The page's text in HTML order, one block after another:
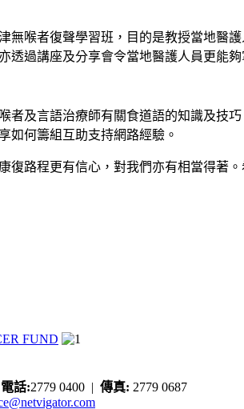
無喉者復聲學習班，目的是教授當地醫
透過講座及分享會令當地醫護人員更能
者及言語治療師有關食道語的知識及技
如何籌組互助支持網路經驗。
復路程更有信心，對我們亦有相當得著
電話:2779 0400 | 傳真: 2779 0687